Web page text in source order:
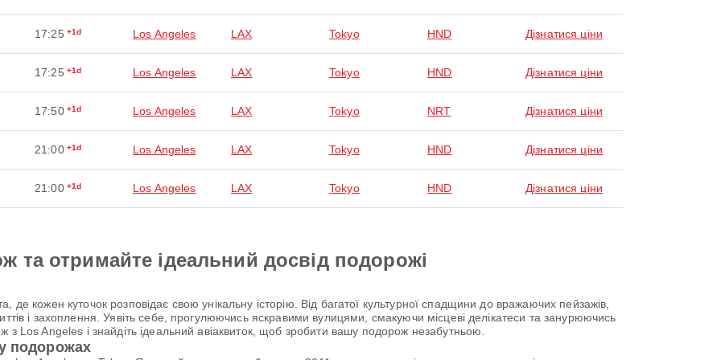
17:25 +1d Los Angeles LAX Tokyo HND Дізнатися ціни
17:25 +1d Los Angeles LAX Tokyo HND Дізнатися ціни
17:50 +1d Los Angeles LAX Tokyo NRT Дізнатися ціни
21:00 +1d Los Angeles LAX Tokyo HND Дізнатися ціни
21:00 +1d Los Angeles LAX Tokyo HND Дізнатися ціни
та отримайте ідеальний досвід подорожі
кожен куточок розповідає свою унікальну історію. Від багатої культурної спадщини до вражаючих пейзажів,
і захоплення. Уявіть себе, прогулюючись яскравими вулицями, смакуючи місцеві делікатеси та занурюючись
Los Angeles і знайдіть ідеальний авіаквиток, щоб зробити вашу подорож незабутньою.
подорожах